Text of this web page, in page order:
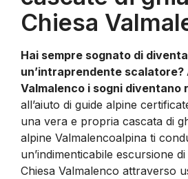
Chiesa
Hai sempre sognato di
un’intraprendente scalatore?
Valmalenco i sogni diventano
all’aiuto di guide alpine
una vera e propria cascata di
alpine Valmalencoalpina ti
un’indimenticabile escursione
Chiesa Valmalenco attraverso